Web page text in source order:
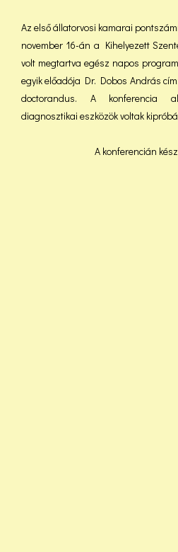
Az első állatorvosi kamarai
november 16-án a Kihelyezett
volt megtartva egész napos
egyik előadója Dr. Dobos András
doctorandus. A konferencia
diagnosztikai eszközök voltak
A konferencián